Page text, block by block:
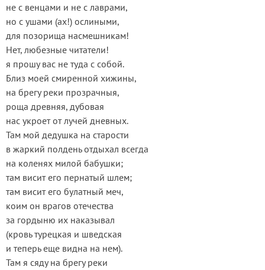
не с венцами и не с лаврами,
но с ушами (ах!) ослиными,
для позорища насмешникам!
Нет, любезные читатели!
я прошу вас не туда с собой.
Близ моей смиренной хижины,
на брегу реки прозрачныя,
роща древняя, дубовая
нас укроет от лучей дневных.
Там мой дедушка на старости
в жаркий полдень отдыхал всегда
на коленях милой бабушки;
там висит его пернатый шлем;
там висит его булатный меч,
коим он врагов отечества
за гордыню их наказывал
(кровь турецкая и шведская
и теперь еще видна на нем).
Там я сяду на брегу реки